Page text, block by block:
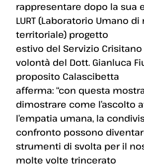
rappresentare dopo la sua
LURT (Laboratorio Umano
territoriale) progetto
estivo del Servizio
volontà del Dott. Gianluca
proposito Calascibetta
afferma: “con questa
dimostrare come l’ascolto
l’empatia umana, la
confronto possono
strumenti di svolta per il
molte volte trincerato